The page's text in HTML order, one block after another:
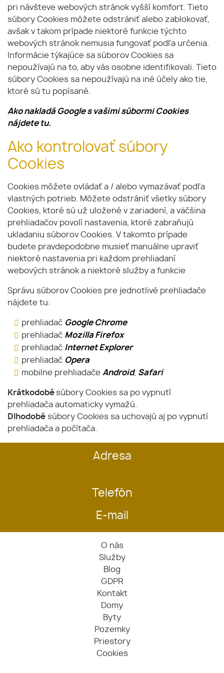
pri návšteve webových stránok vyšší komfort. Tieto
súbory Cookies môžete odstrániť alebo zablokovať,
avšak v takom prípade niektoré funkcie týchto
webových stránok nemusia fungovať podľa určenia.
Informácie týkajúce sa súborov Cookies sa
nepoužívajú na to, aby vás osobne identifikovali. Tieto
súbory Cookies sa nepoužívajú na iné účely ako tie,
ktoré sú tu popísané.
Ako nakladá Google s vašimi súbormi Cookies
nájdete tu.
Ako kontrolovať súbory
Cookies
Cookies môžete ovládať a / alebo vymazávať podľa
vlastných potrieb. Môžete odstrániť všetky súbory
Cookies, ktoré sú už uložené v zariadení, a väčšina
prehliadačov povolí nastavenia, ktoré zabraňujú
ukladaniu súborov Cookies. V takomto prípade
budete pravdepodobne musieť manuálne upraviť
niektoré nastavenia pri každom prehliadaní
webových stránok a niektoré služby a funkcie
Správu súborov Cookies pre jednotlivé prehliadače
nájdete tu:
prehliadač Google Chrome
prehliadač Mozilla Firefox
prehliadač Internet Explorer
prehliadač Opera
mobilne prehliadače Android, Safari
Krátkodobésúbory Cookies sa po vypnutí
prehliadača automaticky vymažú.
Dlhodobé súbory Cookies sa uchovajú aj po vypnutí
prehliadača a počítača.
Adresa
Telefón
E-mail
O nás
Služby
Blog
GDPR
Kontakt
Domy
Byty
Pozemky
Priestory
Cookies